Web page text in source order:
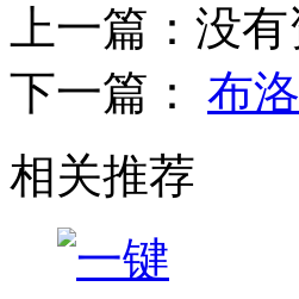
上一篇： 没
下一篇： 布
相关推荐